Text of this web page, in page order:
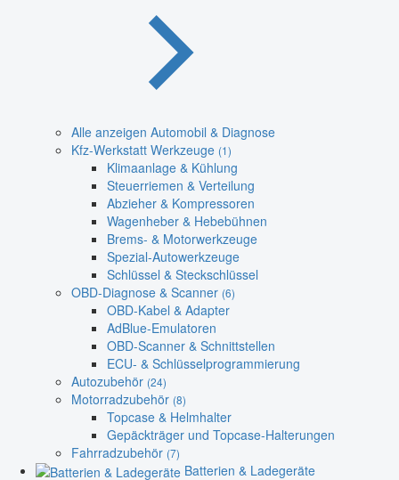
Alle anzeigen Automobil & Diagnose
Kfz-Werkstatt Werkzeuge (1)
Klimaanlage & Kühlung
Steuerriemen & Verteilung
Abzieher & Kompressoren
Wagenheber & Hebebühnen
Brems- & Motorwerkzeuge
Spezial-Autowerkzeuge
Schlüssel & Steckschlüssel
OBD-Diagnose & Scanner (6)
OBD-Kabel & Adapter
AdBlue-Emulatoren
OBD-Scanner & Schnittstellen
ECU- & Schlüsselprogrammierung
Autozubehör (24)
Motorradzubehör (8)
Topcase & Helmhalter
Gepäckträger und Topcase-Halterungen
Fahrradzubehör (7)
Batterien & Ladegeräte